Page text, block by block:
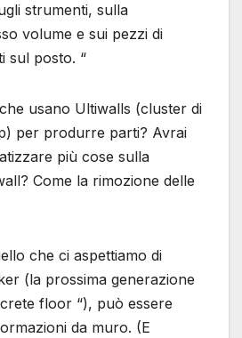
strumenti, sulla
volume e sui pezzi di
sul posto. “
usano Ultiwalls (cluster di
per produrre parti? Avrai
più cose sulla
Come la rimozione delle
che ci aspettiamo di
(la prossima generazione
floor “), può essere
da muro. (E